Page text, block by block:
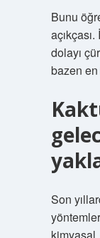
Bunu
dolayı
bazen en
Son